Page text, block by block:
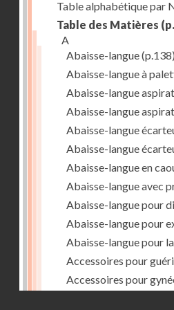
Table alphabétique par
Table des Matières
A
Abaisse-langue(p.138)
Abaisse-langue à
Abaisse-langue
Abaisse-langue
Abaisse-langue
Abaisse-langue
Abaisse-langue en
Abaisse-langue avec
Abaisse-langue pour
Abaisse-langue pour
Abaisse-langue pour
Accessoires pour
Accessoires pour